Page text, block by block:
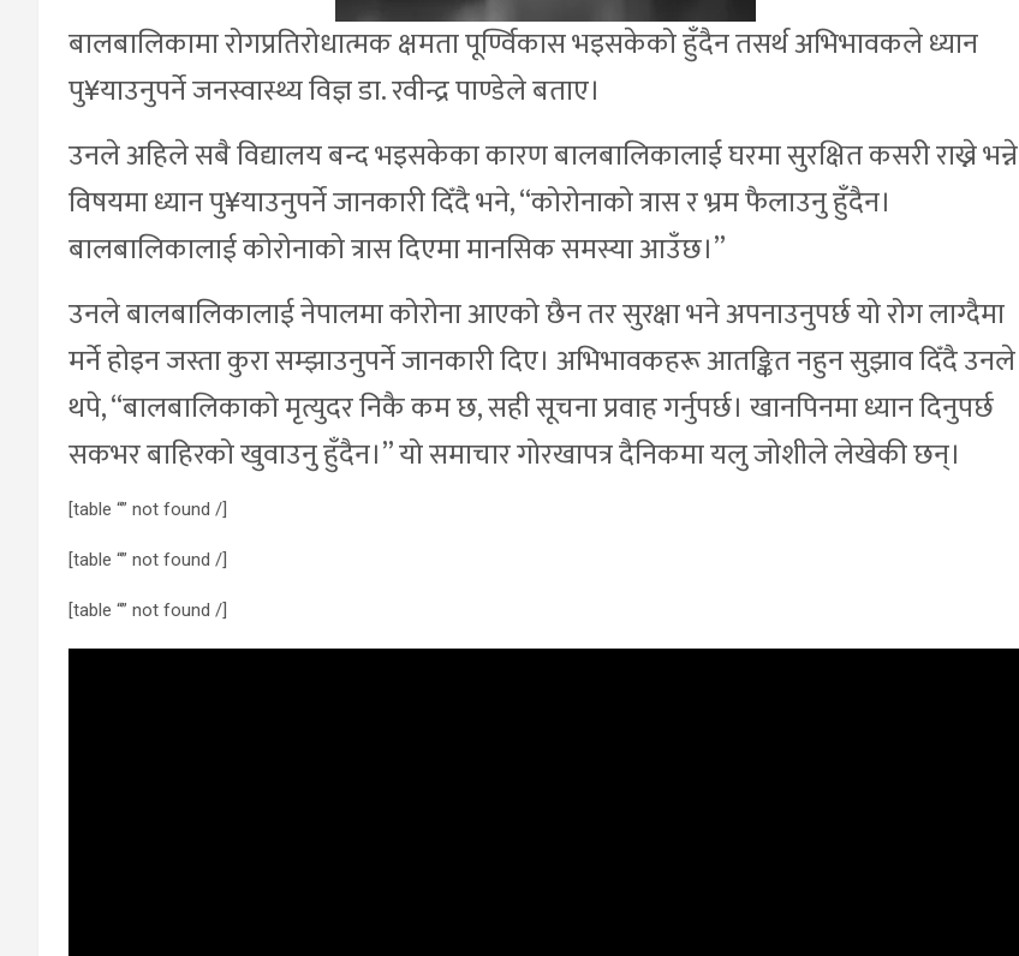
बालबालिकामा रोगप्रतिरोधात्मक क्षमता पूर्ण्विकास भइसकेको हुँदैन तसर्थ अभिभावकले ध्यान
पु¥याउनुपर्ने जनस्वास्थ्य विज्ञ डा. रवीन्द्र पाण्डेले बताए।
उनले अहिले सबै विद्यालय बन्द भइसकेका कारण बालबालिकालाई घरमा सुरक्षित कसरी राख्ने भन्ने
विषयमा ध्यान पु¥याउनुपर्ने जानकारी दिँदै भने, “कोरोनाको त्रास र भ्रम फैलाउनु हुँदैन।
बालबालिकालाई कोरोनाको त्रास दिएमा मानसिक समस्या आउँछ।”
उनले बालबालिकालाई नेपालमा कोरोना आएको छैन तर सुरक्षा भने अपनाउनुपर्छ यो रोग लाग्दैमा
मर्ने होइन जस्ता कुरा सम्झाउनुपर्ने जानकारी दिए। अभिभावकहरू आतङ्कित नहुन सुझाव दिँदै उनले
थपे, “बालबालिकाको मृत्युदर निकै कम छ, सही सूचना प्रवाह गर्नुपर्छ। खानपिनमा ध्यान दिनुपर्छ
सकभर बाहिरको खुवाउनु हुँदैन।” यो समाचार गोरखापत्र दैनिकमा यलु जोशीले लेखेकी छन्।
[table “” not found /]
[table “” not found /]
[table “” not found /]